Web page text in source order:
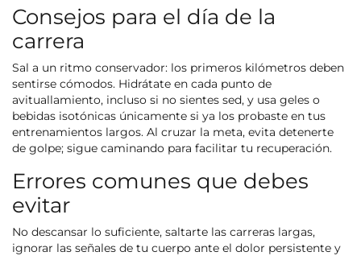
Consejos para el día de la
carrera
Sal a un ritmo conservador: los primeros kilómetros deben
sentirse cómodos. Hidrátate en cada punto de
avituallamiento, incluso si no sientes sed, y usa geles o
bebidas isotónicas únicamente si ya los probaste en tus
entrenamientos largos. Al cruzar la meta, evita detenerte
de golpe; sigue caminando para facilitar tu recuperación.
Errores comunes que debes
evitar
No descansar lo suficiente, saltarte las carreras largas,
ignorar las señales de tu cuerpo ante el dolor persistente y